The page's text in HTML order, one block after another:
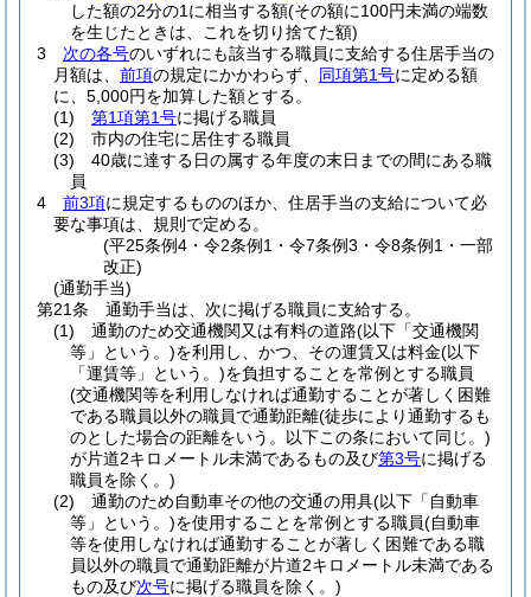
した額の2分の1に相当する額(その額に100円未満の端数
を生じたときは、これを切り捨てた額)
3
次の各号のいずれにも該当する職員に支給する住居手当の
月額は、 前項の規定にかかわらず、 同項第1号に定める額
に、5,000円を加算した額とする。
(1)
第1項第1号に掲げる職員
(2)
市内の住宅に居住する職員
(3)
40歳に達する日の属する年度の末日までの間にある職
員
4
前3項に規定するもののほか、住居手当の支給について必
要な事項は、規則で定める。
(平25条例4・令2条例1・令7条例3・令8条例1・一部
改正)
(通勤手当)
第21条
通勤手当は、次に掲げる職員に支給する。
(1)
通勤のため交通機関又は有料の道路(以下「交通機関
等」という。)を利用し、かつ、その運賃又は料金(以下
「運賃等」という。)を負担することを常例とする職員
(交通機関等を利用しなければ通勤することが著しく困難
である職員以外の職員で通勤距離(徒歩により通勤するも
のとした場合の距離をいう。以下この条において同じ。)
が片道2キロメートル未満であるもの及び第3号に掲げる
職員を除く。)
(2)
通勤のため自動車その他の交通の用具(以下「自動車
等」という。)を使用することを常例とする職員(自動車
等を使用しなければ通勤することが著しく困難である職
員以外の職員で通勤距離が片道2キロメートル未満である
もの及び次号に掲げる職員を除く。)